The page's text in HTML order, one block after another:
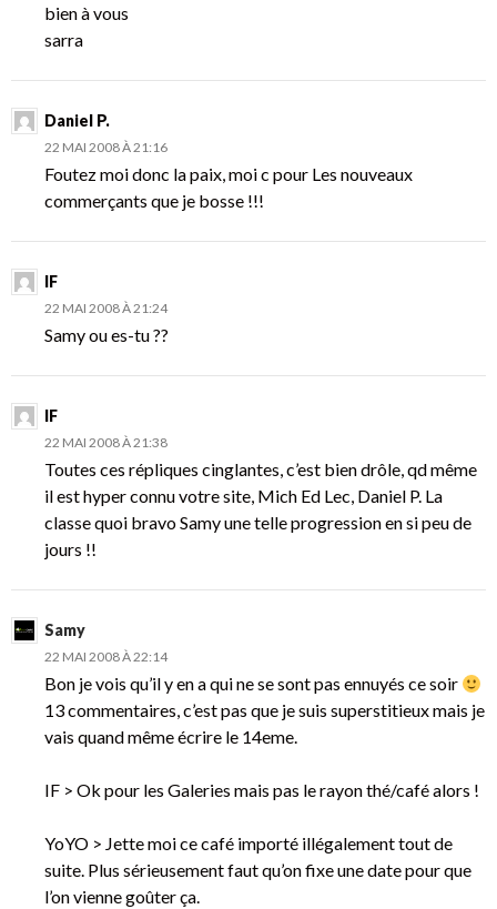
bien à vous
sarra
Daniel P.
22 MAI 2008 À 21:16
Foutez moi donc la paix, moi c pour Les nouveaux
commerçants que je bosse !!!
IF
22 MAI 2008 À 21:24
Samy ou es-tu ??
IF
22 MAI 2008 À 21:38
Toutes ces répliques cinglantes, c’est bien drôle, qd même
il est hyper connu votre site, Mich Ed Lec, Daniel P. La
classe quoi bravo Samy une telle progression en si peu de
jours !!
Samy
22 MAI 2008 À 22:14
Bon je vois qu’il y en a qui ne se sont pas ennuyés ce soir
13 commentaires, c’est pas que je suis superstitieux mais je
vais quand même écrire le 14eme.
IF > Ok pour les Galeries mais pas le rayon thé/café alors !
YoYO > Jette moi ce café importé illégalement tout de
suite. Plus sérieusement faut qu’on fixe une date pour que
l’on vienne goûter ça.